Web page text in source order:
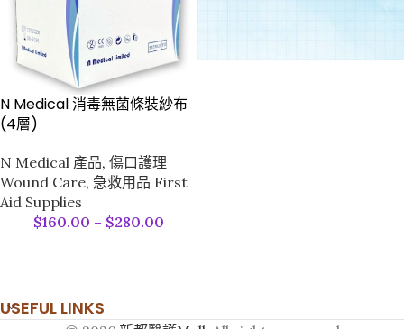
N Medical 消毒無菌條裝紗布
(4層)
N Medical 產品, 傷口護理
Wound Care, 急救用品 First
Aid Supplies
$160.00 – $280.00
USEFUL LINKS